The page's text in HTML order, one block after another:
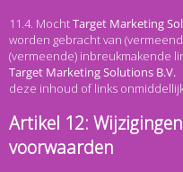
11.4. Mocht
worden gebracht van
(vermeende) inbreukmakende
deze inhoud of links
Artikel 12:
voorwaarden